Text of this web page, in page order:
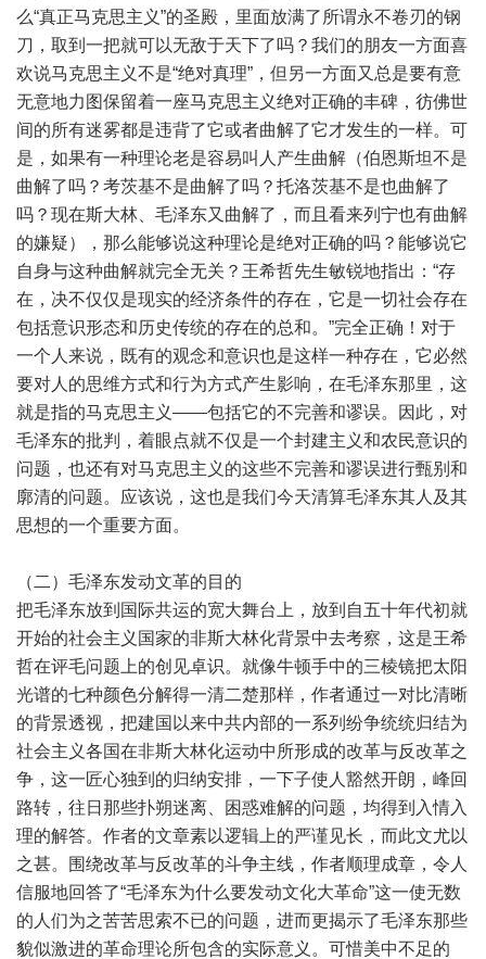
么“真正马克思主义”的圣殿，里面放满了所谓永不卷刃的钢
刀，取到一把就可以无敌于天下了吗？我们的朋友一方面喜
欢说马克思主义不是“绝对真理”，但另一方面又总是要有意
无意地力图保留着一座马克思主义绝对正确的丰碑，彷佛世
间的所有迷雾都是违背了它或者曲解了它才发生的一样。可
是，如果有一种理论老是容易叫人产生曲解（伯恩斯坦不是
曲解了吗？考茨基不是曲解了吗？托洛茨基不是也曲解了
吗？现在斯大林、毛泽东又曲解了，而且看来列宁也有曲解
的嫌疑），那么能够说这种理论是绝对正确的吗？能够说它
自身与这种曲解就完全无关？王希哲先生敏锐地指出：“存
在，决不仅仅是现实的经济条件的存在，它是一切社会存在
包括意识形态和历史传统的存在的总和。”完全正确！对于
一个人来说，既有的观念和意识也是这样一种存在，它必然
要对人的思维方式和行为方式产生影响，在毛泽东那里，这
就是指的马克思主义——包括它的不完善和谬误。因此，对
毛泽东的批判，着眼点就不仅是一个封建主义和农民意识的
问题，也还有对马克思主义的这些不完善和谬误进行甄别和
廓清的问题。应该说，这也是我们今天清算毛泽东其人及其
思想的一个重要方面。
（二）毛泽东发动文革的目的
把毛泽东放到国际共运的宽大舞台上，放到自五十年代初就
开始的社会主义国家的非斯大林化背景中去考察，这是王希
哲在评毛问题上的创见卓识。就像牛顿手中的三棱镜把太阳
光谱的七种颜色分解得一清二楚那样，作者通过一对比清晰
的背景透视，把建国以来中共内部的一系列纷争统统归结为
社会主义各国在非斯大林化运动中所形成的改革与反改革之
争，这一匠心独到的归纳安排，一下子使人豁然开朗，峰回
路转，往日那些扑朔迷离、困惑难解的问题，均得到入情入
理的解答。作者的文章素以逻辑上的严谨见长，而此文尤以
之甚。围绕改革与反改革的斗争主线，作者顺理成章，令人
信服地回答了“毛泽东为什么要发动文化大革命”这一使无数
的人们为之苦苦思索不已的问题，进而更揭示了毛泽东那些
貌似激进的革命理论所包含的实际意义。可惜美中不足的